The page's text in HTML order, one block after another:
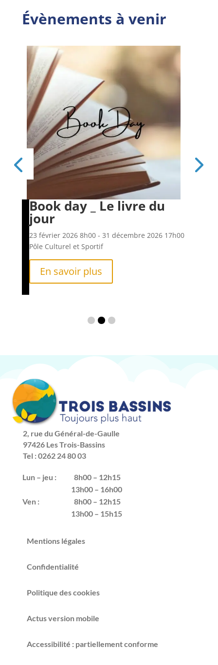
Évènements à venir
Book day _ Le livre du
jour
23 février 20268h00- 31 décembre 202617h00
Pôle Culturel et Sportif
En savoir plus
2, rue du Général-de-Gaulle
97426 Les Trois-Bassins
Tel : 0262 24 80 03
Lun – jeu :
8h00 – 12h15
13h00 – 16h00
Ven :
8h00 – 12h15
13h00 – 15h15
Mentions légales
Confidentialité
Politique des cookies
Actus version mobile
Accessibilité : partiellement conforme